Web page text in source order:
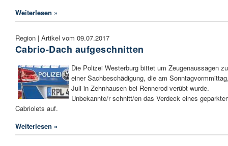
Weiterlesen »
Region | Artikel vom 09.07.2017
Cabrio-Dach aufgeschnitten
Die Polizei Westerburg bittet um Zeugenaussagen zu
einer Sachbeschädigung, die am
Juli in Zehnhausen bei Rennerod verübt wurde.
Unbekannte/r schnitt/en das Verdeck eines
Cabriolets auf.
Weiterlesen »